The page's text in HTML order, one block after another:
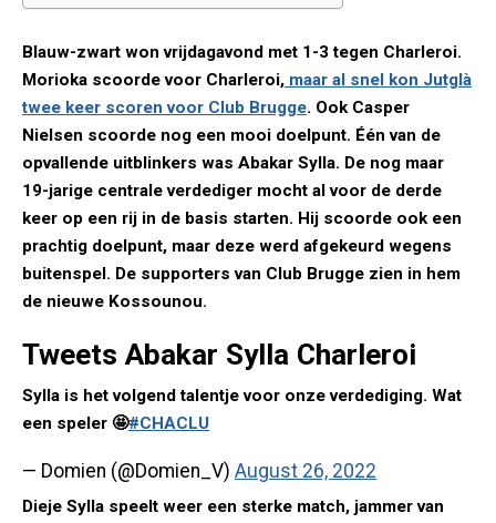
Blauw-zwart won vrijdagavond met 1-3 tegen Charleroi.
Morioka scoorde voor Charleroi, maar al snel kon Jutglà
twee keer scoren voor Club Brugge. Ook Casper
Nielsen scoorde nog een mooi doelpunt. Één van de
opvallende uitblinkers was Abakar Sylla. De nog maar
19-jarige centrale verdediger mocht al voor de derde
keer op een rij in de basis starten. Hij scoorde ook een
prachtig doelpunt, maar deze werd afgekeurd wegens
buitenspel. De supporters van Club Brugge zien in hem
de nieuwe Kossounou.
Tweets Abakar Sylla Charleroi
Sylla is het volgend talentje voor onze verdediging. Wat
een speler 🤩#CHACLU
— Domien (@Domien_V) August 26, 2022
Dieje Sylla speelt weer een sterke match, jammer van